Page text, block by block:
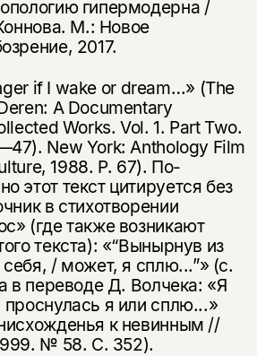
гипермодерна /
М.: Новое
2017.
if I wake or dream…» (The
A Documentary
Works. Vol. 1. Part Two.
New York: Anthology Film
1988. P. 67). По-
этот текст цитируется без
в стихотворении
(где также возника­ют
текста): «“Вынырнув из
/ может, я сплю...”» (с.
в переводе Д. Волчека: «Я
я или сплю...»
к невинным //
№ 58. С. 352).